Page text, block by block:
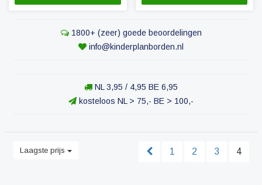
1800+ (zeer) goede beoordelingen
info@kinderplanborden.nl
NL 3,95 / 4,95 BE 6,95
kosteloos NL > 75,- BE > 100,-
Laagste prijs 1 2 3 4